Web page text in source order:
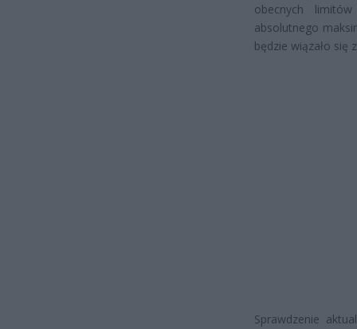
obecnych
absolutnego
będzie wiązało się
Sprawdzenie